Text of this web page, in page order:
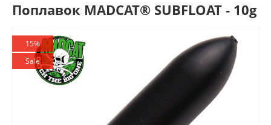
Поплавок MADCAT® SUBFLOAT - 10g
15%
Sale